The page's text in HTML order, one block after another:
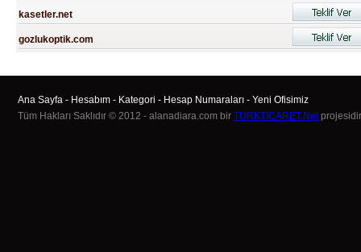
kasetler.net
gozlukoptik.com
Ana Sayfa - Hesabım - Kategori - Hesap Numaraları - Yeni Ofisimiz
Tüm Hakları Saklıdır © 2012 - alanadiara.com bir TURKTICARET.Net